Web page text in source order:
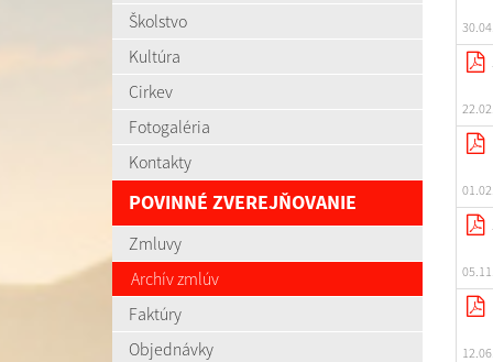
Školstvo
Kultúra
Cirkev
Fotogaléria
Kontakty
POVINNÉ ZVEREJŇOVANIE
Zmluvy
Archív zmlúv
Faktúry
Objednávky